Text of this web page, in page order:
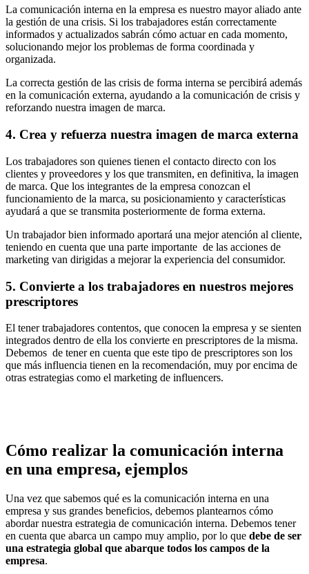
La comunicación interna en la empresa es nuestro mayor aliado ante
la gestión de una crisis. Si los trabajadores están correctamente
informados y actualizados sabrán cómo actuar en cada momento,
solucionando mejor los problemas de forma coordinada y
organizada.
La correcta gestión de las crisis de forma interna se percibirá además
en la comunicación externa, ayudando a la comunicación de crisis y
reforzando nuestra imagen de marca.
4. Crea y refuerza nuestra imagen de marca externa
Los trabajadores son quienes tienen el contacto directo con los
clientes y proveedores y los que transmiten, en definitiva, la imagen
de marca. Que los integrantes de la empresa conozcan el
funcionamiento de la marca, su posicionamiento y características
ayudará a que se transmita posteriormente de forma externa.
Un trabajador bien informado aportará una mejor atención al cliente,
teniendo en cuenta que una parte importante de las acciones de
marketing van dirigidas a mejorar la experiencia del consumidor.
5. Convierte a los trabajadores en nuestros mejores
prescriptores
El tener trabajadores contentos, que conocen la empresa y se sienten
integrados dentro de ella los convierte en prescriptores de la misma.
Debemos de tener en cuenta que este tipo de prescriptores son los
que más influencia tienen en la recomendación, muy por encima de
otras estrategias como el marketing de influencers.
Cómo realizar la comunicación interna
en una empresa, ejemplos
Una vez que sabemos qué es la comunicación interna en una
empresa y sus grandes beneficios, debemos plantearnos cómo
abordar nuestra estrategia de comunicación interna. Debemos tener
en cuenta que abarca un campo muy amplio, por lo que debe de ser
una estrategia global que abarque todos los campos de la
empresa.